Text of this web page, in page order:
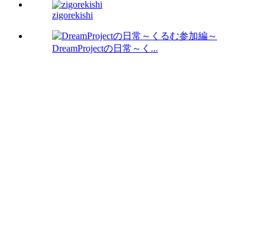
zigorekishi
DreamProjectの日常～く...